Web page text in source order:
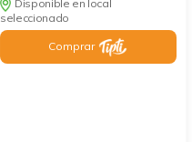
Disponible en local
seleccionado
Comprar